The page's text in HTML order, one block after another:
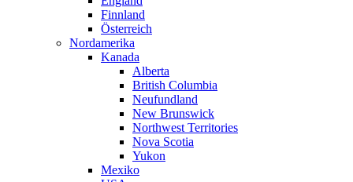
Finnland
Österreich
Nordamerika
Kanada
Alberta
British Columbia
Neufundland
New Brunswick
Northwest Territories
Nova Scotia
Yukon
Mexiko